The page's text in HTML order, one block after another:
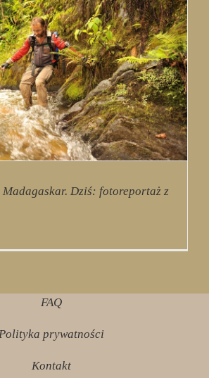
Madagaskar. Dziś: fotoreportaż z
FAQ
prywatności
Kontakt